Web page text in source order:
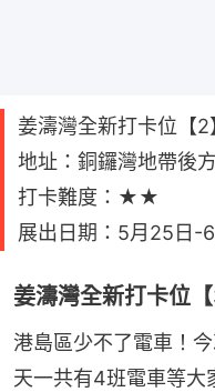
姜濤灣全新打卡位【
地址：銅鑼灣地帶後
打卡難度：★★
展出日期：5月25日-
姜濤灣全新打卡位
港島區少不了電車！
天一共有4班電車等大